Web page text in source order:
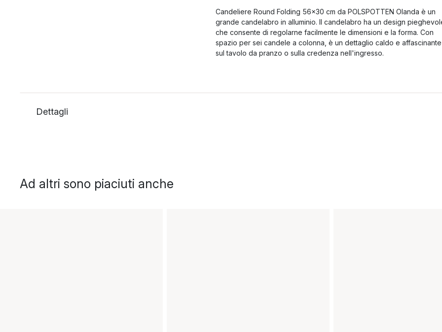
Candeliere Round Folding 56x30 cm da POLSPOTTEN Olanda è un
grande candelabro in alluminio. Il candelabro ha un design
che consente di regolarne facilmente le dimensioni e la forma. Con
spazio per sei candele a colonna, è un dettaglio caldo e affascinante
sul tavolo da pranzo o sulla credenza nell'ingresso.
Dettagli
Ad altri sono piaciuti anche